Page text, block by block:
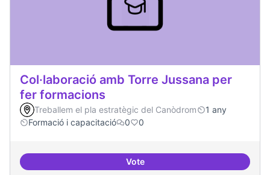
Col·laboració amb Torre Jussana per
fer formacions
Treballem el pla estratègic del Canòdrom
1 any
Formació i capacitació
0 0
VoteCol·laboració amb Torre